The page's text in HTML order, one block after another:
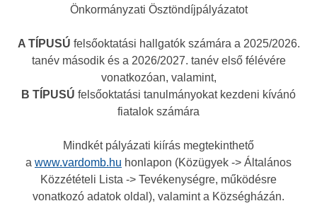
Önkormányzati Ösztöndíjpályázatot
A TÍPUSÚ felsőoktatási hallgatók számára a 2025/2026.
tanév második és a 2026/2027. tanév első félévére
vonatkozóan, valamint,
B TÍPUSÚ felsőoktatási tanulmányokat kezdeni kívánó
fiatalok számára
Mindkét pályázati kiírás megtekinthető
a www.vardomb.hu honlapon (Közügyek -> Általános
Közzétételi Lista -> Tevékenységre, működésre
vonatkozó adatok oldal), valamint a Községházán.